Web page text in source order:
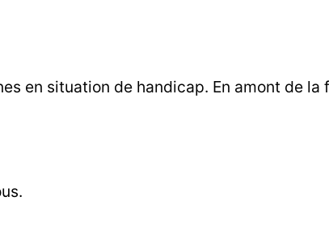
en situation de handicap. En amont de